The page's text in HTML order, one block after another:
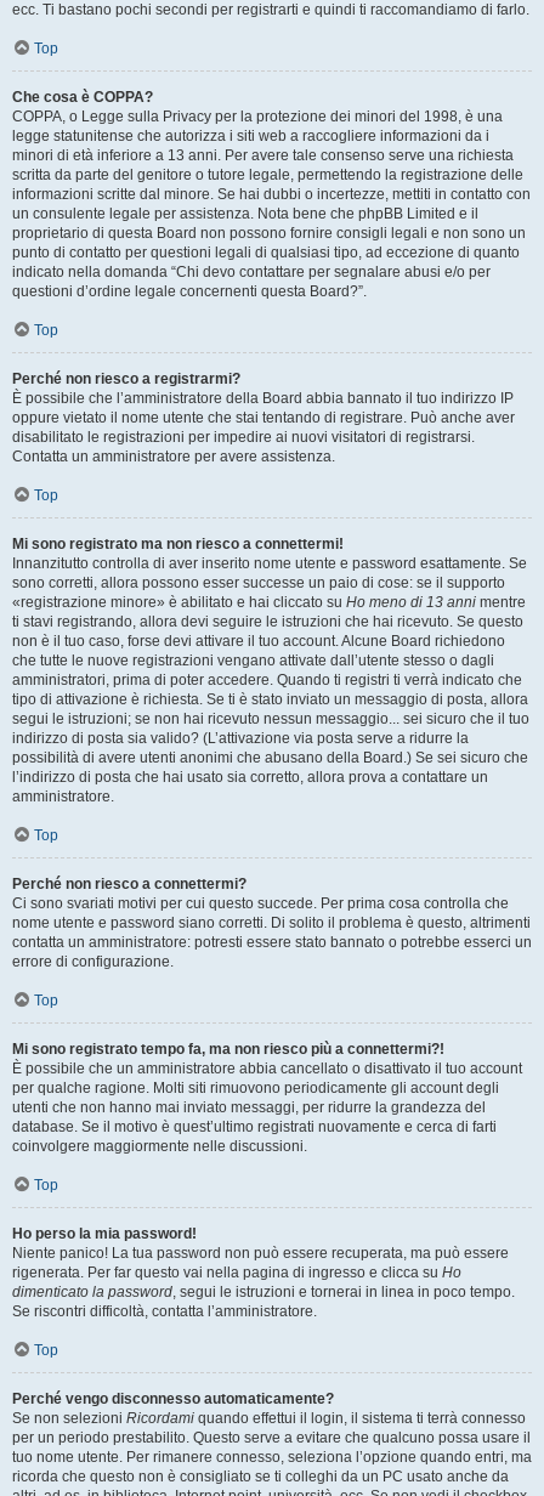
ecc. Ti bastano pochi secondi per registrarti e quindi ti raccomandiamo di farlo.
Top
Che cosa è COPPA?
COPPA, o Legge sulla Privacy per la protezione dei minori del 1998, è una
legge statunitense che autorizza i siti web a raccogliere informazioni da i
minori di età inferiore a 13 anni. Per avere tale consenso serve una richiesta
scritta da parte del genitore o tutore legale, permettendo la registrazione delle
informazioni scritte dal minore. Se hai dubbi o incertezze, mettiti in contatto con
un consulente legale per assistenza. Nota bene che phpBB Limited e il
proprietario di questa Board non possono fornire consigli legali e non sono un
punto di contatto per questioni legali di qualsiasi tipo, ad eccezione di quanto
indicato nella domanda “Chi devo contattare per segnalare abusi e/o per
questioni d’ordine legale concernenti questa Board?”.
Top
Perché non riesco a registrarmi?
È possibile che l’amministratore della Board abbia bannato il tuo indirizzo IP
oppure vietato il nome utente che stai tentando di registrare. Può anche aver
disabilitato le registrazioni per impedire ai nuovi visitatori di registrarsi.
Contatta un amministratore per avere assistenza.
Top
Mi sono registrato ma non riesco a connettermi!
Innanzitutto controlla di aver inserito nome utente e password esattamente. Se
sono corretti, allora possono esser successe un paio di cose: se il supporto
«registrazione minore» è abilitato e hai cliccato su Ho meno di 13 anni mentre
ti stavi registrando, allora devi seguire le istruzioni che hai ricevuto. Se questo
non è il tuo caso, forse devi attivare il tuo account. Alcune Board richiedono
che tutte le nuove registrazioni vengano attivate dall’utente stesso o dagli
amministratori, prima di poter accedere. Quando ti registri ti verrà indicato che
tipo di attivazione è richiesta. Se ti è stato inviato un messaggio di posta, allora
segui le istruzioni; se non hai ricevuto nessun messaggio... sei sicuro che il tuo
indirizzo di posta sia valido? (L’attivazione via posta serve a ridurre la
possibilità di avere utenti anonimi che abusano della Board.) Se sei sicuro che
l’indirizzo di posta che hai usato sia corretto, allora prova a contattare un
amministratore.
Top
Perché non riesco a connettermi?
Ci sono svariati motivi per cui questo succede. Per prima cosa controlla che
nome utente e password siano corretti. Di solito il problema è questo, altrimenti
contatta un amministratore: potresti essere stato bannato o potrebbe esserci un
errore di configurazione.
Top
Mi sono registrato tempo fa, ma non riesco più a connettermi?!
È possibile che un amministratore abbia cancellato o disattivato il tuo account
per qualche ragione. Molti siti rimuovono periodicamente gli account degli
utenti che non hanno mai inviato messaggi, per ridurre la grandezza del
database. Se il motivo è quest’ultimo registrati nuovamente e cerca di farti
coinvolgere maggiormente nelle discussioni.
Top
Ho perso la mia password!
Niente panico! La tua password non può essere recuperata, ma può essere
rigenerata. Per far questo vai nella pagina di ingresso e clicca su Ho
dimenticato la password, segui le istruzioni e tornerai in linea in poco tempo.
Se riscontri difficoltà, contatta l’amministratore.
Top
Perché vengo disconnesso automaticamente?
Se non selezioni Ricordami quando effettui il login, il sistema ti terrà connesso
per un periodo prestabilito. Questo serve a evitare che qualcuno possa usare il
tuo nome utente. Per rimanere connesso, seleziona l’opzione quando entri, ma
ricorda che questo non è consigliato se ti colleghi da un PC usato anche da